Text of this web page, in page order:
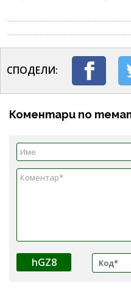
СПОДЕЛИ:
Коментари по
hGZ8